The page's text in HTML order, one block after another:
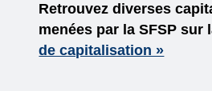
Retrouvez diverses
menées par la SFSP sur
de capitalisation »